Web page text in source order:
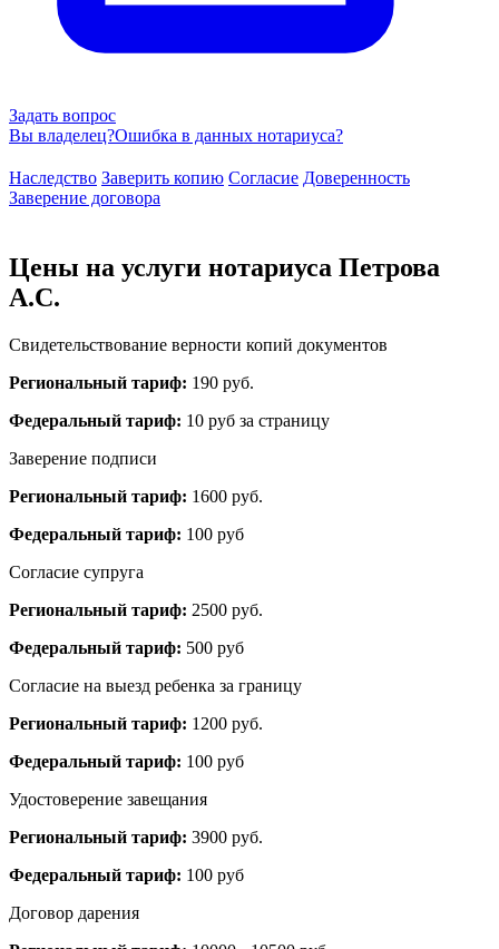
Задать вопрос
Вы владелец?Ошибка в данных нотариуса?
Наследство Заверить копию Согласие Доверенность
Заверение договора
Цены на услуги нотариуса Петрова
А.С.
Свидетельствование верности копий документов
Региональный тариф: 190 руб.
Федеральный тариф: 10 руб за страницу
Заверение подписи
Региональный тариф: 1600 руб.
Федеральный тариф: 100 руб
Согласие супруга
Региональный тариф: 2500 руб.
Федеральный тариф: 500 руб
Согласие на выезд ребенка за границу
Региональный тариф: 1200 руб.
Федеральный тариф: 100 руб
Удостоверение завещания
Региональный тариф: 3900 руб.
Федеральный тариф: 100 руб
Договор дарения